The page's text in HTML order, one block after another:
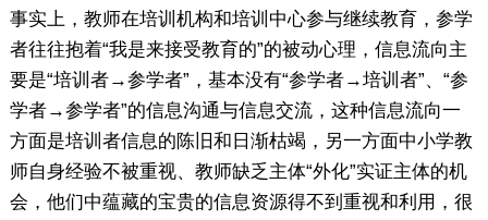
事实上，教师在培训机构和培训中心参与继续教育，参学
者往往抱着“我是来接受教育的”的被动心理，信息流向主
要是“培训者→参学者”，基本没有“参学者→培训者”、“参
学者→参学者”的信息沟通与信息交流，这种信息流向一
方面是培训者信息的陈旧和日渐枯竭，另一方面中小学教
师自身经验不被重视、教师缺乏主体“外化”实证主体的机
会，他们中蕴藏的宝贵的信息资源得不到重视和利用，很